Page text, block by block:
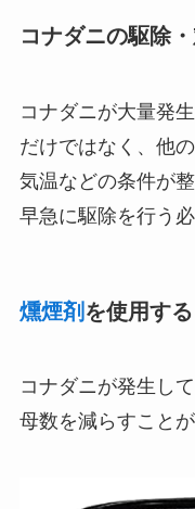
コナダニの駆除
コナダニが大量発
だけではなく、他
気温などの条件が
早急に駆除を行う
燻煙剤 を使用する
コナダニが発生し
母数を減らすことが